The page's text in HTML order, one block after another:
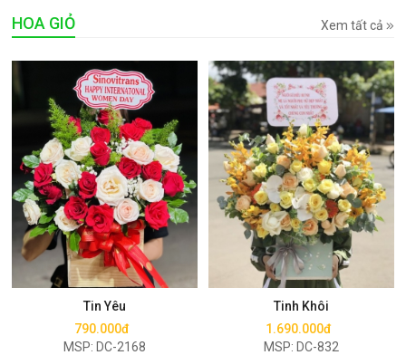
HOA GIỎ Xem tất cả
Tin Yêu
790.000đ
MSP: DC-2168
Mua ngay
Tinh Khôi
1.690.000đ
MSP: DC-832
Mua ngay